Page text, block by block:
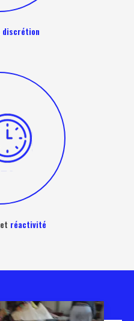
discrétion
et réactivité